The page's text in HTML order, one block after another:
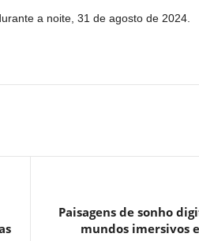
a noite, 31 de agosto de 2024.
Paisagens de sonho
mundos imersivos